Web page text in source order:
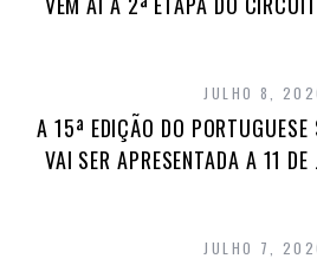
JULHO 8,
A 15ª EDIÇÃO DO
VAI SER APRESENTADA A 11
JULHO 7,